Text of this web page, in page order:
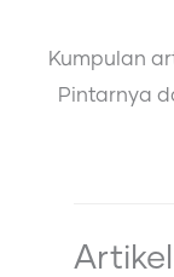
Kumpulan
Pintarnya